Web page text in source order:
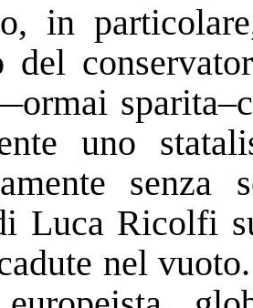
in
del
uno
Luca Ricolfi
nel